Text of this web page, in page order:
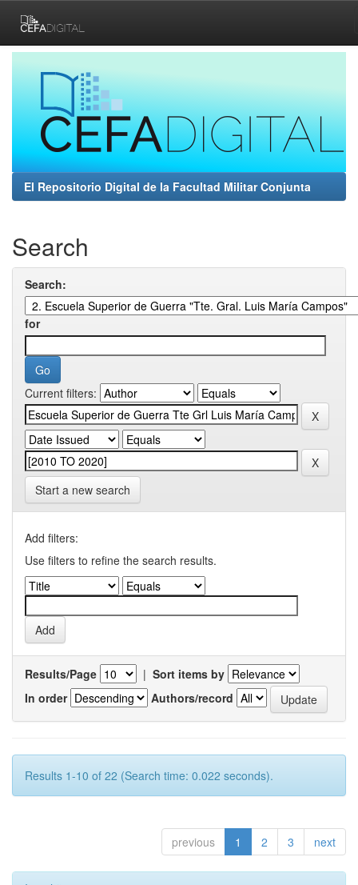
navigation
El Repositorio Digital de la Facultad Militar Conjunta
Search
Search:
for
Current filters:
Start a new search
Add filters:
Use filters to refine the search results.
Results/Page | Sort items by
In order
Authors/record
Results 1-10 of 22 (Search time: 0.022 seconds).
previous 1 2 3 next